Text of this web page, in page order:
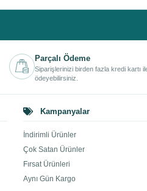
Parçalı Ödeme
Siparişlerinizi birden fazla kredi kartı
ödeyebilirsiniz.
Kampanyalar
İndirimli Ürünler
Çok Satan Ürünler
Fırsat Ürünleri
Aynı Gün Kargo